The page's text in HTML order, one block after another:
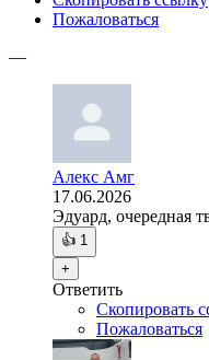
Пожаловаться
—
Алекс Амг
17.06.2026
Эдуард, очередная
👍 1
+
Ответить
Скопировать
Пожаловаться